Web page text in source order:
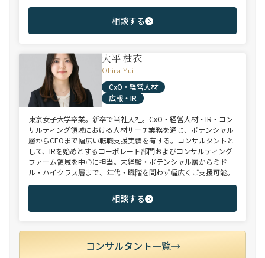
相談する
大平 柚衣
Ohira Yui
CxO・経営人材
広報・IR
東京女子大学卒業。新卒で当社入社。CxO・経営人材・IR・コン
サルティング領域における人材サーチ業務を通じ、ポテンシャル
層からCEOまで幅広い転職支援実績を有する。コンサルタントと
して、IRを始めとするコーポレート部門およびコンサルティング
ファーム領域を中心に担当。未経験・ポテンシャル層からミド
ル・ハイクラス層まで、年代・職階を問わず幅広くご支援可能。
相談する
コンサルタント一覧